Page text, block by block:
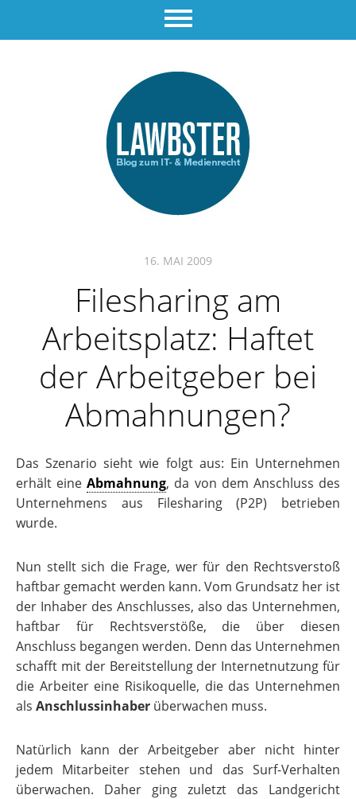
16. MAI 2009
Filesharing am
Arbeitsplatz: Haftet
der Arbeitgeber bei
Abmahnungen?
Das Szenario sieht wie folgt aus: Ein Unternehmen
erhält eineAbmahnung, da von dem Anschluss des
Unternehmens aus Filesharing (P2P) betrieben
wurde.
Nun stellt sich die Frage, wer für den Rechtsverstoß
haftbar gemacht werden kann. Vom Grundsatz her ist
der Inhaber des Anschlusses, also das Unternehmen,
haftbar für Rechtsverstöße, die über diesen
Anschluss begangen werden. Denn das Unternehmen
schafft mit der Bereitstellung der Internetnutzung für
die Arbeiter eine Risikoquelle, die das Unternehmen
als Anschlussinhaber überwachen muss.
Natürlich kann der Arbeitgeber aber nicht hinter
jedem Mitarbeiter stehen und das Surf-Verhalten
überwachen. Daher ging zuletzt das Landgericht